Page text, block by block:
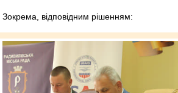
Зокрема, відповідним рішенням: